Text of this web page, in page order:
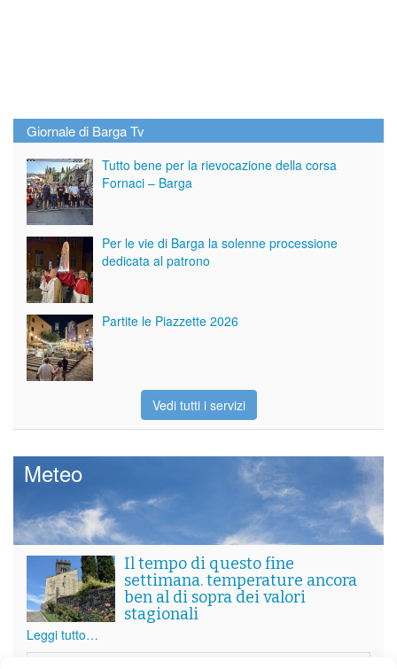
Giornale di Barga Tv
Tutto bene per la rievocazione della corsa
Fornaci – Barga
Per le vie di Barga la solenne processione
dedicata al patrono
Partite le Piazzette 2026
Vedi tutti i servizi
Meteo
Il tempo di questo fine
settimana. temperature ancora
ben al di sopra dei valori
stagionali
Leggi tutto…